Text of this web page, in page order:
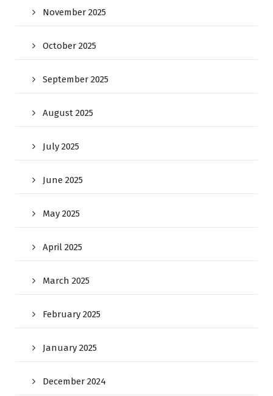
November 2025
October 2025
September 2025
August 2025
July 2025
June 2025
May 2025
April 2025
March 2025
February 2025
January 2025
December 2024